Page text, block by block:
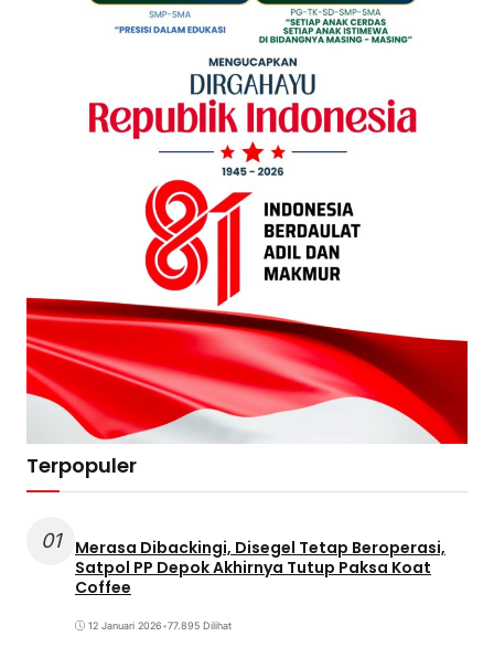
Terpopuler
01
Merasa Dibackingi, Disegel Tetap Beroperasi,
Satpol PP Depok Akhirnya Tutup Paksa Koat
Coffee
12 Januari 2026•77.895 Dilihat